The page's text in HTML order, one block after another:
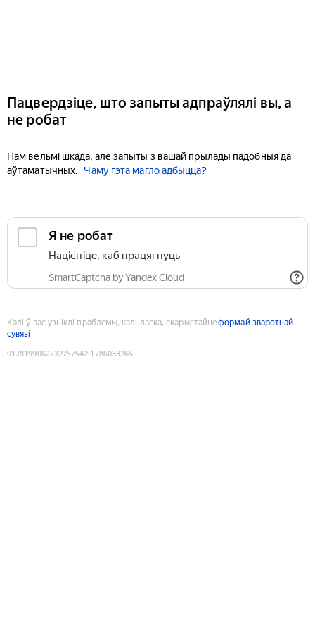
Пацвердзіце, што запыты адпраўлялі вы, а
не робат
Нам вельмі шкада, але запыты з вашай прылады падобныя да
аўтаматычных.
Чаму гэта магло адбыцца?
Я не робат
Націсніце, каб працягнуць
SmartCaptcha by Yandex Cloud
Калі ў вас узніклі праблемы, калі ласка, скарыстайцеформай зваротнай
сувязі
9178199062732757542:1786033265